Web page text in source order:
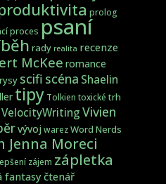
prolog
proces psaní
rady realita recenze
McKee romance
rysy scifi scéna Shaelin
tipy Tolkien toxické trh
VelocityWriting Vivien
vývoj warezWord Nerds
Moreci
zájem zápletka
fantasyčtenář